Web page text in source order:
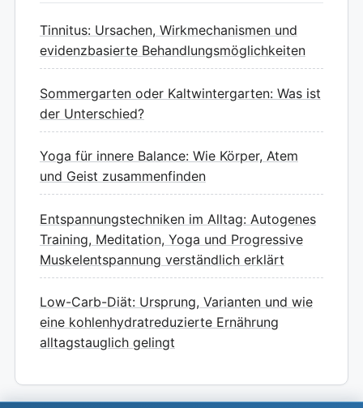
Tinnitus: Ursachen, Wirkmechanismen und
evidenzbasierte Behandlungsmöglichkeiten
Sommergarten oder Kaltwintergarten: Was ist
der Unterschied?
Yoga für innere Balance: Wie Körper, Atem
und Geist zusammenfinden
Entspannungstechniken im Alltag: Autogenes
Training, Meditation, Yoga und Progressive
Muskelentspannung verständlich erklärt
Low-Carb-Diät: Ursprung, Varianten und wie
eine kohlenhydratreduzierte Ernährung
alltagstauglich gelingt